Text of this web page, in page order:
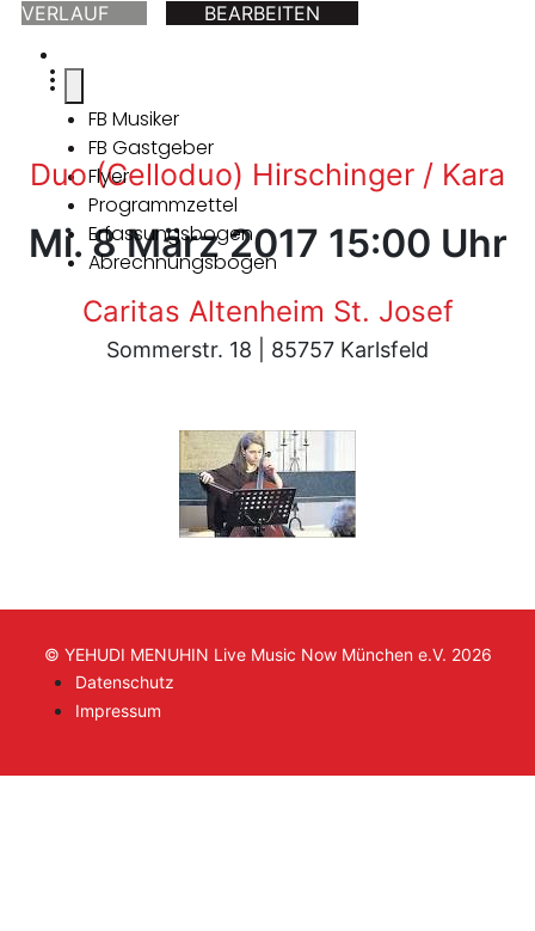
VERLAUF
BEARBEITEN
FB Musiker
FB Gastgeber
Flyer
Programmzettel
Erfassungsbogen
Abrechnungsbogen
Duo (Celloduo) Hirschinger / Kara
Mi. 8 März 2017 15:00 Uhr
Caritas Altenheim St. Josef
Sommerstr. 18 | 85757 Karlsfeld
© YEHUDI MENUHIN Live Music Now München e.V. 2026
Datenschutz
Impressum